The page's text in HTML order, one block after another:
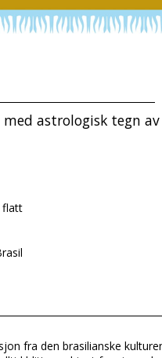
astrologisk tegn av
flatt
fra den brasilianske